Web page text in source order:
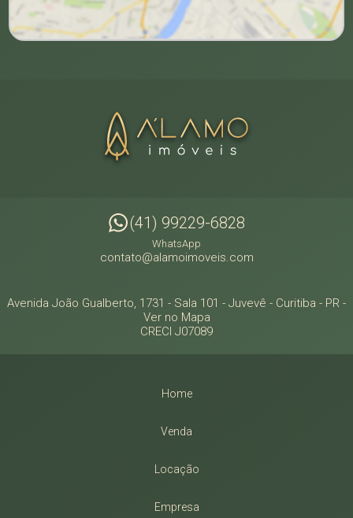
(41) 99229-6828
WhatsApp
contato@alamoimoveis.com
Avenida João Gualberto, 1731 - Sala 101 - Juvevê - Curitiba - PR -
Ver no Mapa
CRECI J07089
Home
Venda
Locação
Empresa